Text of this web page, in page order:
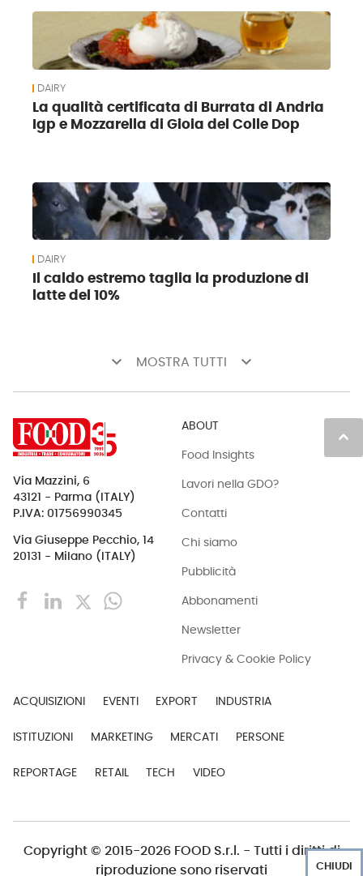
DAIRY
La qualità certificata di Burrata di Andria
Igp e Mozzarella di Gioia del Colle Dop
DAIRY
Il caldo estremo taglia la produzione di
latte del 10%
keyboard_arrow_down MOSTRA TUTTI keyboard_arrow_down
keyboard_arrow_up
Via Mazzini, 6
43121 - Parma (ITALY)
P.IVA: 01756990345
Via Giuseppe Pecchio, 14
20131 - Milano (ITALY)
ABOUT
Food Insights
Lavori nella GDO?
Contatti
Chi siamo
Pubblicità
Abbonamenti
Newsletter
Privacy & Cookie Policy
ACQUISIZIONI EVENTI EXPORT INDUSTRIA
ISTITUZIONI MARKETING MERCATI PERSONE
REPORTAGE RETAIL TECH VIDEO
Copyright © 2015-2026 FOOD S.r.l. - Tutti i diritti di
riproduzione sono riservati
CHIUDI